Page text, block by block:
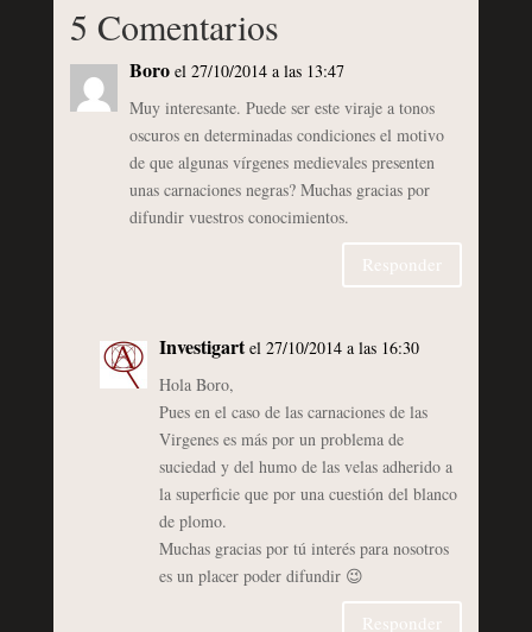
5 Comentarios
Boro el 27/10/2014 a las 13:47
Muy interesante. Puede ser este viraje a tonos
oscuros en determinadas condiciones el motivo
de que algunas vírgenes medievales presenten
unas carnaciones negras? Muchas gracias por
difundir vuestros conocimientos.
Responder
Investigart el 27/10/2014 a las 16:30
Hola Boro,
Pues en el caso de las carnaciones de las
Virgenes es más por un problema de
suciedad y del humo de las velas adherido a
la superficie que por una cuestión del blanco
de plomo.
Muchas gracias por tú interés para nosotros
es un placer poder difundir 😉
Responder